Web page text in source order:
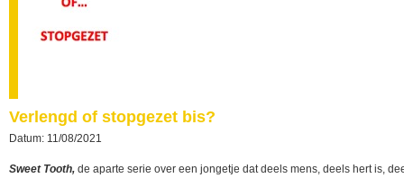
Verlengd of stopgezet bis?
Datum: 11/08/2021
Sweet Tooth, de aparte serie over een jongetje dat deels mens, deels hert is,